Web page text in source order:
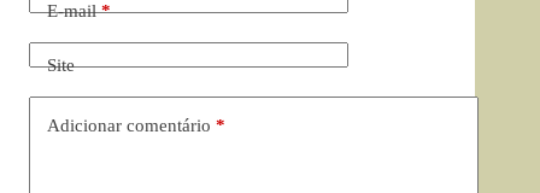
E-mail*
Site
Adicionar comentário *